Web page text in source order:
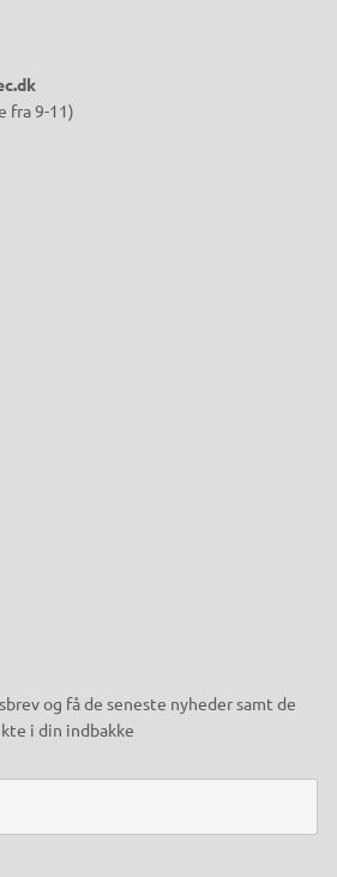
fra 9-11)
og få de seneste nyheder samt de
i din indbakke